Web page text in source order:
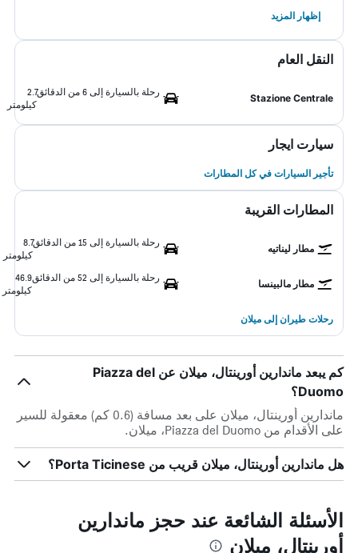
إظهار المزيد
النقل العام
Stazione Centrale
رحلة بالسيارة إلى 6 من الدقائق
2.7
كيلومتر
سيارت ايجار
تأجير السيارات في كل المطارات
المطارات القريبة
مطار ليناتيه
رحلة بالسيارة إلى 15 من الدقائق
8.7
كيلومتر
مطار مالبينسا
رحلة بالسيارة إلى 52 من الدقائق
46.9
كيلومتر
رحلات طيران إلى ميلان
كم يبعد ماندارين أورينتال، ميلان عن Piazza del
Duomo؟
ماندارين أورينتال، ميلان على بعد مسافة (0.6 كم) معقولة للسير
على الأقدام من Piazza del Duomo، ميلان.
هل ماندارين أورينتال، ميلان قريب من Porta Ticinese؟
الأسئلة الشائعة عند حجز ماندارين
أورينتال، ميلان